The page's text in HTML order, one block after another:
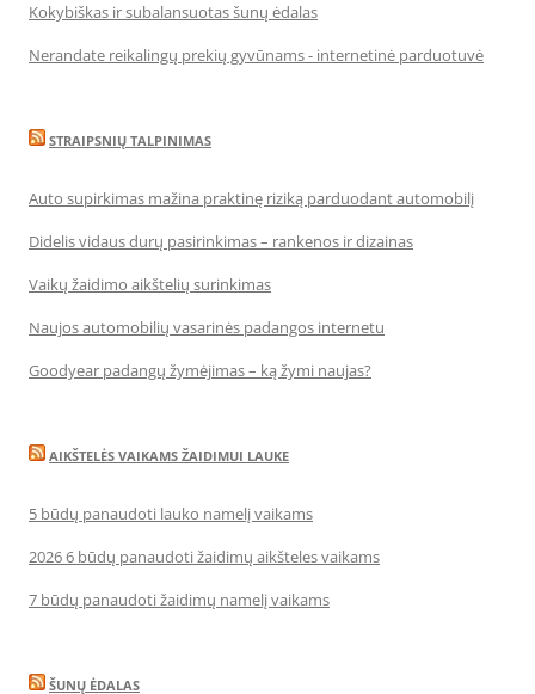
Kokybiškas ir subalansuotas šunų ėdalas
Nerandate reikalingų prekių gyvūnams - internetinė parduotuvė
STRAIPSNIŲ TALPINIMAS
Auto supirkimas mažina praktinę riziką parduodant automobilį
Didelis vidaus durų pasirinkimas – rankenos ir dizainas
Vaikų žaidimo aikštelių surinkimas
Naujos automobilių vasarinės padangos internetu
Goodyear padangų žymėjimas – ką žymi naujas?
AIKŠTELĖS VAIKAMS ŽAIDIMUI LAUKE
5 būdų panaudoti lauko namelį vaikams
2026 6 būdų panaudoti žaidimų aikšteles vaikams
7 būdų panaudoti žaidimų namelį vaikams
ŠUNŲ ĖDALAS